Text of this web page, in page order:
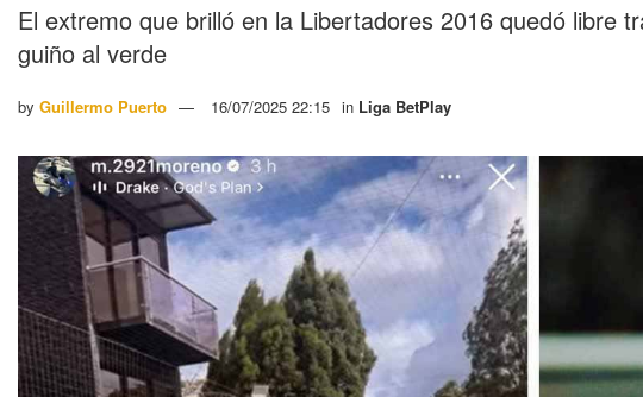
El extremo que brilló en la Libertadores 2016 quedó libre
guiño al verde
by Guillermo Puerto 16/07/2025 22:15 in Liga BetPlay